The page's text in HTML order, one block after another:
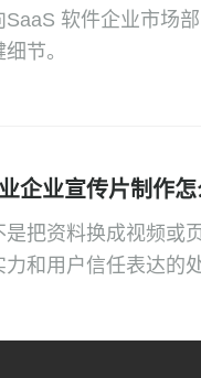
SaaS 软件企业市场
节。
企业宣传片制作怎
是把资料换成视频或
和用户信任表达的